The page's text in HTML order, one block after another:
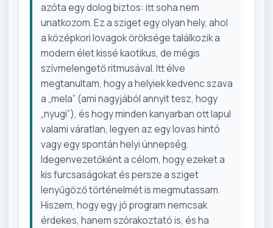
azóta egy dolog biztos: itt soha nem
unatkozom. Ez a sziget egy olyan hely, ahol
a középkori lovagok öröksége találkozik a
modern élet kissé kaotikus, de mégis
szívmelengető ritmusával. Itt élve
megtanultam, hogy a helyiek kedvenc szava
a „mela” (ami nagyjából annyit tesz, hogy
„nyugi”), és hogy minden kanyarban ott lapul
valami váratlan, legyen az egy lovas hintó
vagy egy spontán helyi ünnepség.
Idegenvezetőként a célom, hogy ezeket a
kis furcsaságokat és persze a sziget
lenyűgöző történelmét is megmutassam.
Hiszem, hogy egy jó program nemcsak
érdekes, hanem szórakoztató is, és ha